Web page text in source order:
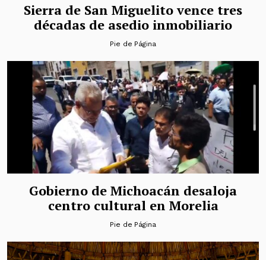
Sierra de San Miguelito vence tres
décadas de asedio inmobiliario
Pie de Página
Gobierno de Michoacán desaloja
centro cultural en Morelia
Pie de Página